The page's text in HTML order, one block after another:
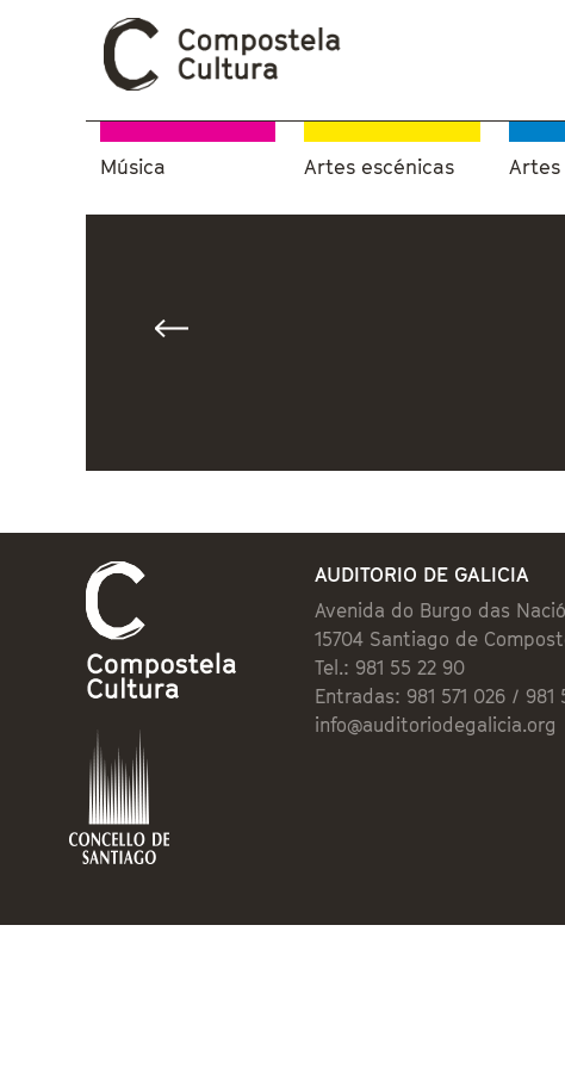
Música Artes escénicas Artes
AUDITORIO DE GALICIA
Avenida do Burgo das
15704 Santiago de
Tel.: 981 55 22 90
Entradas: 981 571 026 / 981
info@auditoriodegalicia.org